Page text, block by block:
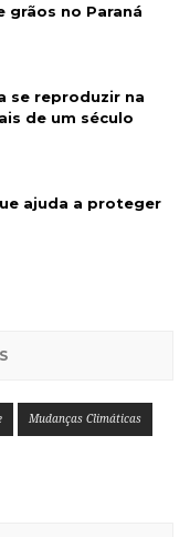
no Paraná
se reproduzir na
de um século
ajuda a proteger
Mudanças Climáticas